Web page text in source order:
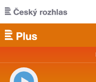
Přejít k hlavnímu obsahu